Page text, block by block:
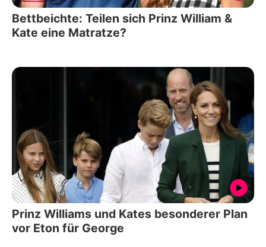
Bettbeichte: Teilen sich Prinz William &
Kate eine Matratze?
Prinz Williams und Kates besonderer Plan
vor Eton für George